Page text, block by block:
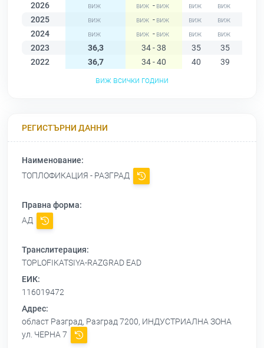
2026
-
2025
-
2024
-
2023
36,3 34 - 38 35 35
2022
36,7 34 - 40 40 39
виж всички години
РЕГИСТЪРНИ ДАННИ
Наименование:
ТОПЛОФИКАЦИЯ - РАЗГРАД
Правна форма:
АД
Транслитерация:
TOPLOFIKATSIYA-RAZGRAD EAD
ЕИК:
116019472
Адрес:
област Разград, Разград 7200, ИНДУСТРИАЛНА ЗОНА
ул. ЧЕРНА 7